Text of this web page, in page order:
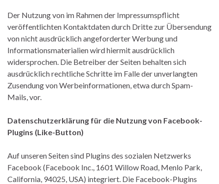
Der Nutzung von im Rahmen der Impressumspflicht
veröffentlichten Kontaktdaten durch Dritte zur Übersendung
von nicht ausdrücklich angeforderter Werbung und
Informationsmaterialien wird hiermit ausdrücklich
widersprochen. Die Betreiber der Seiten behalten sich
ausdrücklich rechtliche Schritte im Falle der unverlangten
Zusendung von Werbeinformationen, etwa durch Spam-
Mails, vor.
Datenschutzerklärung für die Nutzung von Facebook-
Plugins (Like-Button)
Auf unseren Seiten sind Plugins des sozialen Netzwerks
Facebook (Facebook Inc., 1601 Willow Road, Menlo Park,
California, 94025, USA) integriert. Die Facebook-Plugins